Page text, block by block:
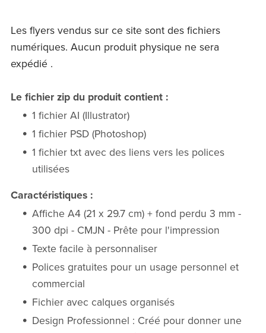
Les flyers vendus sur ce site sont des fichiers
numériques. Aucun produit physique ne sera
expédié .
Le fichier zip du produit contient :
1 fichier AI (Illustrator)
1 fichier PSD (Photoshop)
1 fichier txt avec des liens vers les polices
utilisées
Caractéristiques :
Affiche A4 (21 x 29.7 cm) + fond perdu 3 mm -
300 dpi - CMJN - Prête pour l'impression
Texte facile à personnaliser
Polices gratuites pour un usage personnel et
commercial
Fichier avec calques organisés
Design Professionnel : Créé pour donner une